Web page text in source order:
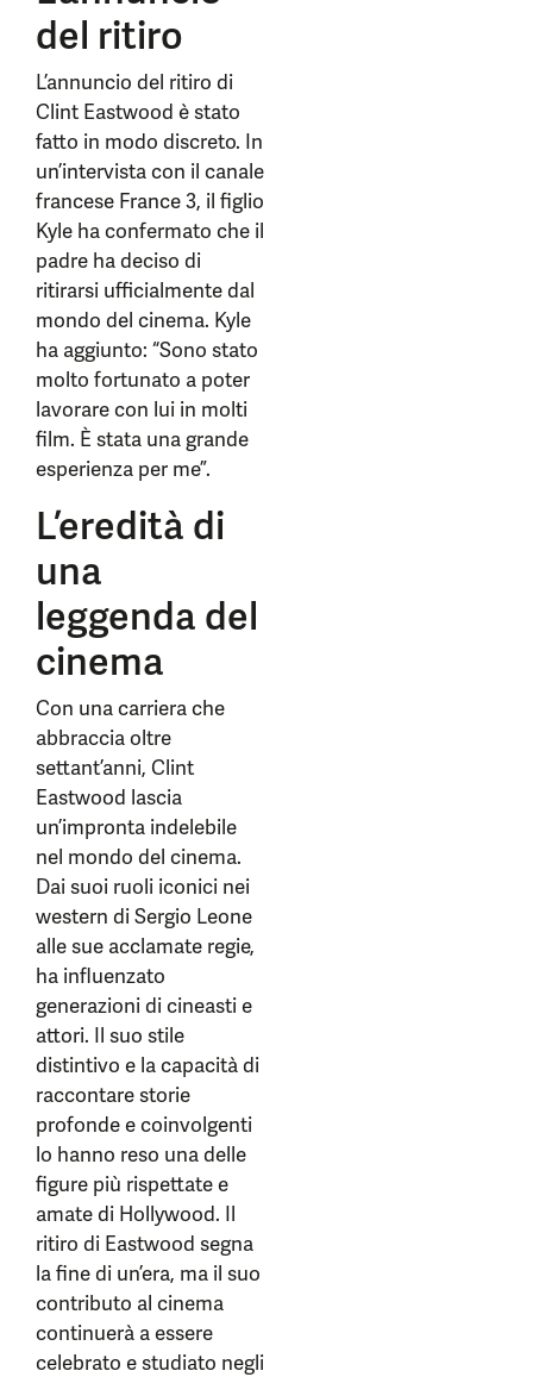
del ritiro
L’annuncio del ritiro di
Clint Eastwood è stato
fatto in modo discreto. In
un’intervista con il canale
francese France 3, il figlio
Kyle ha confermato che il
padre ha deciso di
ritirarsi ufficialmente dal
mondo del cinema. Kyle
ha aggiunto: “Sono stato
molto fortunato a poter
lavorare con lui in molti
film. È stata una grande
esperienza per me”.
L’eredità di
una
leggenda del
cinema
Con una carriera che
abbraccia oltre
settant’anni, Clint
Eastwood lascia
un’impronta indelebile
nel mondo del cinema.
Dai suoi ruoli iconici nei
western di Sergio Leone
alle sue acclamate regie,
ha influenzato
generazioni di cineasti e
attori. Il suo stile
distintivo e la capacità di
raccontare storie
profonde e coinvolgenti
lo hanno reso una delle
figure più rispettate e
amate di Hollywood. Il
ritiro di Eastwood segna
la fine di un’era, ma il suo
contributo al cinema
continuerà a essere
celebrato e studiato negli